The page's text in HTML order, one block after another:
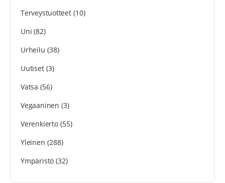
Terveystuotteet(10)
Uni (82)
Urheilu (38)
Uutiset(3)
Vatsa (56)
Vegaaninen (3)
Verenkierto(55)
Yleinen (288)
Ympäristö (32)